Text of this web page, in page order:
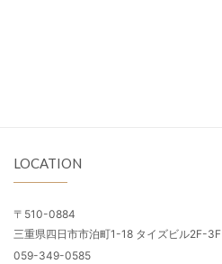
LOCATION
〒510-0884
三重県四日市市泊町1-18 タイズビル2F-3F
059-349-0585